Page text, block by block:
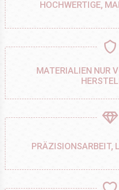
HOCHWERTIGE,
MATERIALIEN NUR
PRÄZISIONSARBEIT,